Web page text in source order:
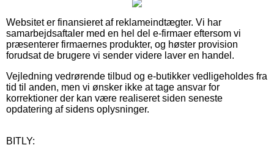
Websitet er finansieret af reklameindtægter. Vi har
samarbejdsaftaler med en hel del e-firmaer eftersom vi
præsenterer firmaernes produkter, og høster provision
forudsat de brugere vi sender videre laver en handel.
Vejledning vedrørende tilbud og e-butikker vedligeholdes fra
tid til anden, men vi ønsker ikke at tage ansvar for
korrektioner der kan være realiseret siden seneste
opdatering af sidens oplysninger.
BITLY: